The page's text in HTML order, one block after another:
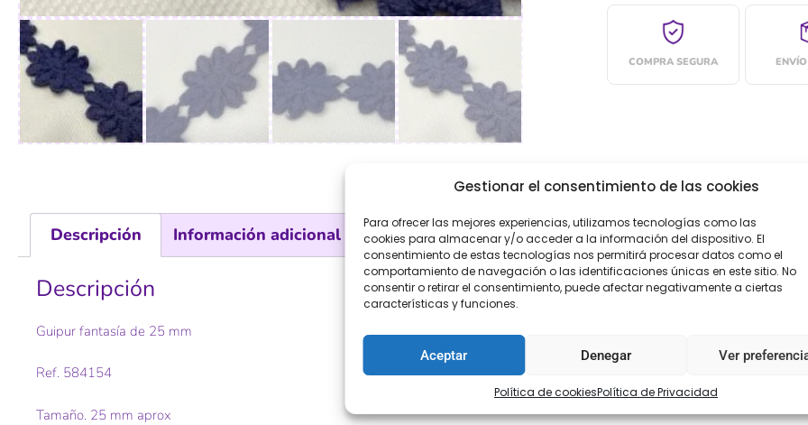
Gestionar el consentimiento de las cookies
Para ofrecer las mejores experiencias, utilizamos tecnologías como las
cookies para almacenar y/o acceder a la información del dispositivo. El
consentimiento de estas tecnologías nos permitirá procesar datos como el
comportamiento de navegación o las identificaciones únicas en este sitio. No
consentir o retirar el consentimiento, puede afectar negativamente a ciertas
características y funciones.
Aceptar Denegar Ver
Política de cookiesPolítica de Privacidad
COMPRA SEGURA
Descripción Información adicional Valoraciones (0)
Descripción
Guipur fantasía de 25 mm
Ref. 584154
Tamaño. 25 mm aprox